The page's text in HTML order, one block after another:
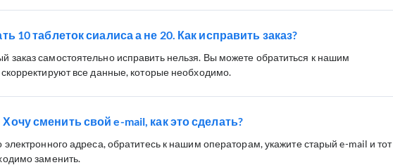
10 таблеток сиалиса а не 20. Как исправить заказ?
самостоятельно исправить нельзя. Вы можете обратиться к нашим
все данные, которые необходимо.
сменить свой e-mail, как это сделать?
электронного адреса, обратитесь к нашим операторам, укажите старый e-mail и тот
заменить.